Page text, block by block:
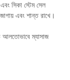
সিকা স্টেম সেল
এবং শান্ত রাখে।
আলতোভাবে ম্যাসাজ